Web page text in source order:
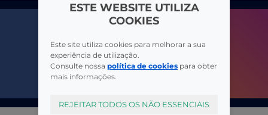
ESTE WEBSITE UTILIZA
COOKIES
Este site utiliza cookies para melhorar a sua
experiência de utilização.
Consulte nossa política de cookies para obter
mais informações.
REJEITAR TODOS OS NÃO ESSENCIAIS